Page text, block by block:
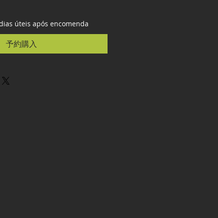
úteis após encomenda
予約購入